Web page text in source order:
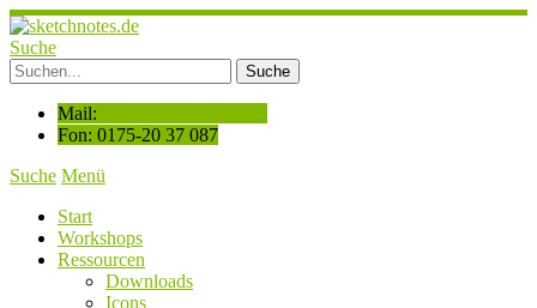
Suche
Mail:
Fon: 0175-20 37 087
Suche Menü
Start
Workshops
Ressourcen
Downloads
Icons